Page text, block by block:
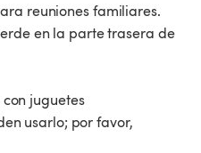
reuniones familiares.
en la parte trasera de
juguetes
usarlo; por favor,